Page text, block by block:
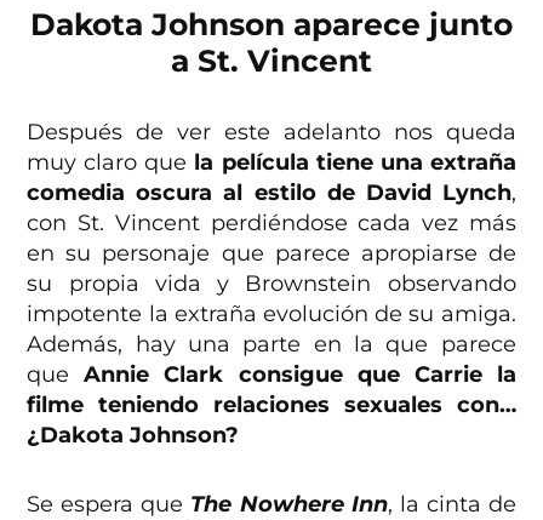
Dakota Johnson aparece junto
a St. Vincent
Después de ver este adelanto nos queda
muy claro que la película tiene una extraña
comedia oscura al estilo de David Lynch,
con St. Vincent perdiéndose cada vez más
en su personaje que parece apropiarse de
su propia vida y Brownstein observando
impotente la extraña evolución de su amiga.
Además, hay una parte en la que parece
queAnnie Clark consigue que Carrie la
filme teniendo relaciones sexuales con…
¿Dakota Johnson?
Se espera que The Nowhere Inn, la cinta de